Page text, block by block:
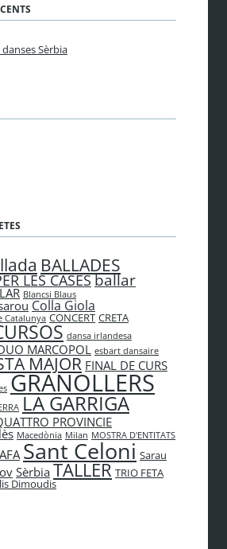
Sèrbia
BALLADES
LES CASESballar
Blancsi Blaus
Colla Giola
Catalunya CONCERT CRETA
dansa irlandesa
MARCOPOL esbart dansaire
MAJOR FINAL DE CURS
GRANOLLERS
LA GARRIGA
PROVINCIE
Macedònia Milan MOSTRA D'ENTITATS
Sant Celoni Sarau
Sèrbia TALLER TRIO FETA
Dimoudis